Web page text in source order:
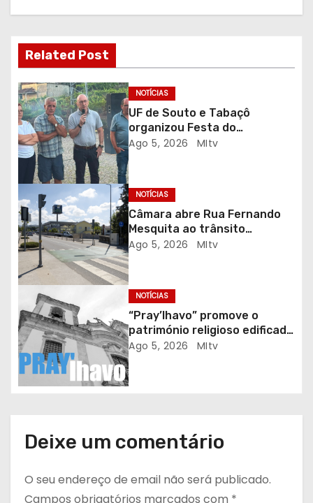
a
ç
ã
o
d
e
a
r
t
i
g
o
s
Related Post
NOTÍCIAS
UF de Souto e Tabaçô
organizou Festa do
Emigrante
Ago 5, 2026 MItv
NOTÍCIAS
Câmara abre Rua Fernando
Mesquita ao trânsito
automóvel
Ago 5, 2026 MItv
NOTÍCIAS
“Pray’lhavo” promove o
património religioso edificado
do Arciprestado
Ago 5, 2026 MItv
Deixe um comentário
O seu endereço de email não será publicado.
Campos obrigatórios marcados com *